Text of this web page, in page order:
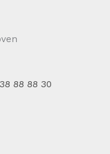
88 88 30